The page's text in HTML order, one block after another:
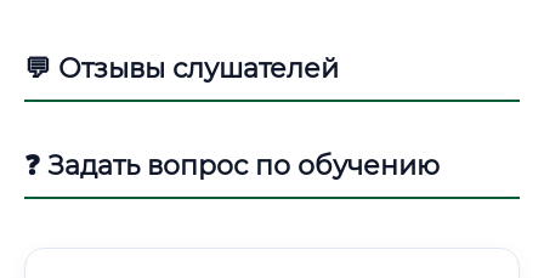
💬 Отзывы слушателей
❓ Задать вопрос по обучению